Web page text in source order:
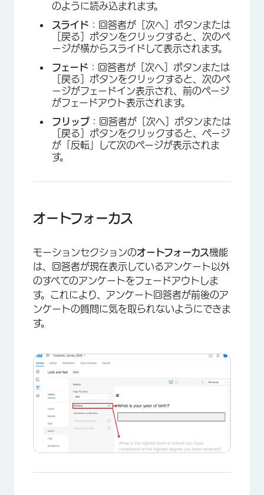
×
のように読み込まれます。
スライド ：回答者が［次へ］ボタンまたは
［戻る］ボタンをクリックすると、次のペ
ージが横からスライドして表示されます。
フェード ：回答者が［次へ］ボタンまたは
［戻る］ボタンをクリックすると、次のペ
ージがフェードイン表示され、前のページ
がフェードアウト表示されます。
フリップ ：回答者が［次へ］ボタンまたは
［戻る］ボタンをクリックすると、ページ
が「反転」して次のページが表示されま
す。
オートフォーカス
モーションセクションのオートフォーカス機能
は、回答者が現在表示しているアンケート以外
のすべてのアンケートをフェードアウトしま
す。これにより、アンケート回答者が前後のア
ンケートの質問に気を取られないようにできま
す。